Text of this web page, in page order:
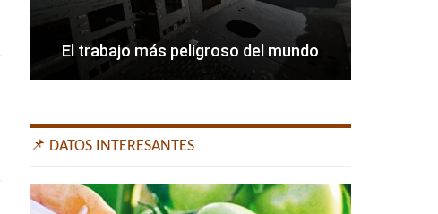
El trabajo más peligroso del mundo
📌 DATOS INTERESANTES